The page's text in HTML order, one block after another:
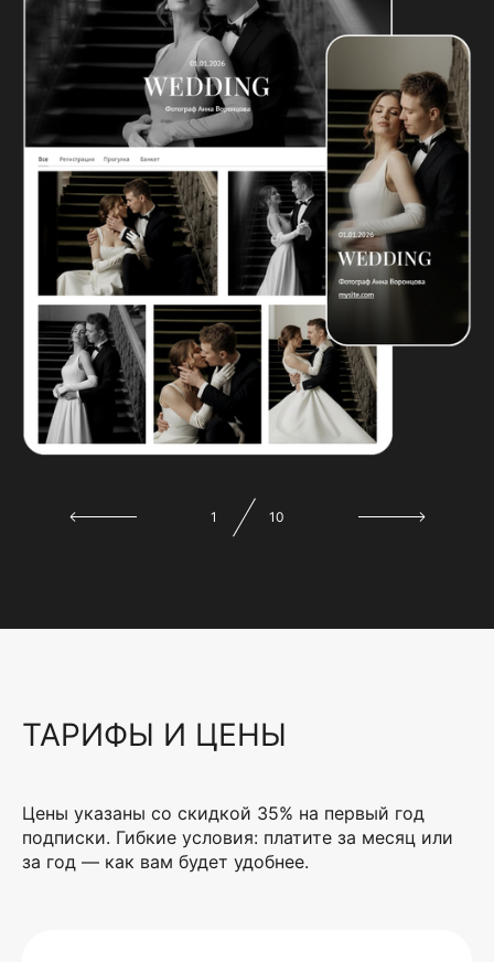
1 10
ТАРИФЫ И ЦЕНЫ
Цены указаны со скидкой 35% на первый год
подписки. Гибкие условия: платите за месяц или
за год — как вам будет удобнее.